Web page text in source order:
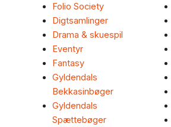
Folio Society
Digtsamlinger
Drama & skuespil
Eventyr
Fantasy
Gyldendals
Bekkasinbøger
Gyldendals
Spættebøger